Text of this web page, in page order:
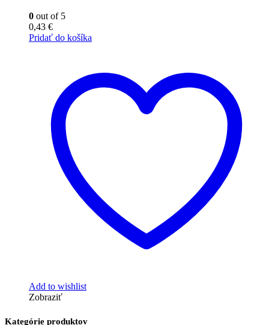
0 out of 5
0,43 €
Pridať do košíka
Add to wishlist
Zobraziť
Kategórie produktov